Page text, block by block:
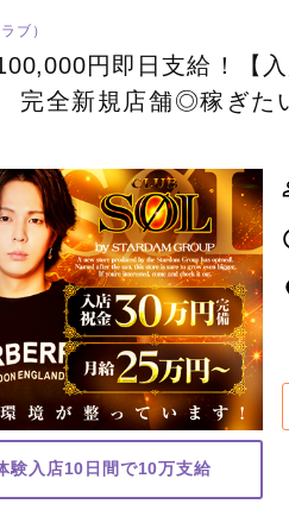
ブ）
円即日支給！【
完全新規店舗◎稼ぎた
験入店10日間で10万支給